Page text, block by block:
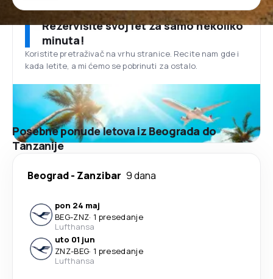
Rezervišite svoj let za samo nekoliko
minuta!
Koristite pretraživač na vrhu stranice. Recite nam gde i
kada letite, a mi ćemo se pobrinuti za ostalo.
Posebne ponude letova iz Beograda do
Tanzanije
Beograd- Zanzibar 9 dana
pon 24 maj
BEG-ZNZ· 1 presedanje
Lufthansa
uto 01 jun
ZNZ-BEG· 1 presedanje
Lufthansa